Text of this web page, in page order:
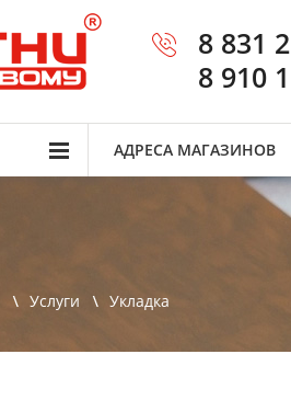
8 831
8 910
АДРЕСА МАГАЗИНОВ
Услуги Укладка